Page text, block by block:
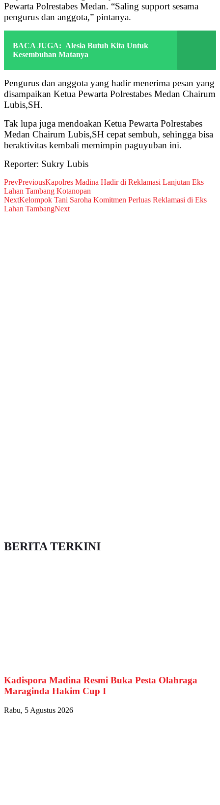
Pewarta Polrestabes Medan. “Saling support sesama
pengurus dan anggota,” pintanya.
BACA JUGA: Alesia Butuh Kita Untuk
Kesembuhan Matanya
Pengurus dan anggota yang hadir menerima pesan yang
disampaikan Ketua Pewarta Polrestabes Medan Chairum
Lubis,SH.
Tak lupa juga mendoakan Ketua Pewarta Polrestabes
Medan Chairum Lubis,SH cepat sembuh, sehingga bisa
beraktivitas kembali memimpin paguyuban ini.
Reporter: Sukry Lubis
PrevPreviousKapolres Madina Hadir di Reklamasi Lanjutan Eks
Lahan Tambang Kotanopan
NextKelompok Tani Saroha Komitmen Perluas Reklamasi di Eks
Lahan TambangNext
BERITA TERKINI
Kadispora Madina Resmi Buka Pesta Olahraga
Maraginda Hakim Cup I
Rabu, 5 Agustus 2026